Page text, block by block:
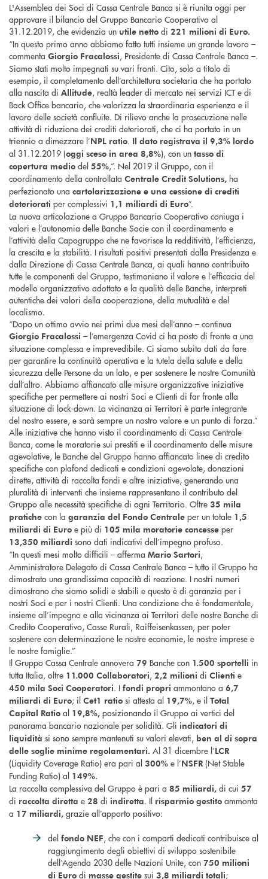
L'Assemblea dei Soci di Cassa Centrale Banca si è riunita oggi per
approvare il bilancio del Gruppo Bancario Cooperativo al
31.12.2019, che evidenzia un utile netto di 221 milioni di Euro.
“In questo primo anno abbiamo fatto tutti insieme un grande lavoro –
commenta Giorgio Fracalossi, Presidente di Cassa Centrale Banca –.
Siamo stati molto impegnati su vari fronti. Cito, solo a titolo di
esempio, il completamento dell’architettura societaria che ha portato
alla nascita di Allitude, realtà leader di mercato nei servizi ICT e di
Back Office bancario, che valorizza la straordinaria esperienza e il
lavoro delle società confluite. Di rilievo anche la prosecuzione nelle
attività di riduzione dei crediti deteriorati, che ci ha portato in un
triennio a dimezzare l’NPL ratio. Il dato registrava il 9,3% lordo
al 31.12.2019 (oggi sceso in area 8,8%), con un tasso di
copertura medio del 55%,”. Nel 2019 il Gruppo, con il
coordinamento della controllata Centrale Credit Solutions, ha
perfezionato una cartolarizzazione e una cessione di crediti
deteriorati per complessivi 1,1 miliardi di Euro”.
La nuova articolazione a Gruppo Bancario Cooperativo coniuga i
valori e l’autonomia delle Banche Socie con il coordinamento e
l’attività della Capogruppo che ne favorisce la redditività, l’efficienza,
la crescita e la stabilità. I risultati positivi presentati dalla Presidenza e
dalla Direzione di Cassa Centrale Banca, ai quali hanno contribuito
tutte le componenti del Gruppo, testimoniano il valore e l’efficacia del
modello organizzativo adottato e la qualità delle Banche, interpreti
autentiche dei valori della cooperazione, della mutualità e del
localismo.
“Dopo un ottimo avvio nei primi due mesi dell’anno – continua
Giorgio Fracalossi – l’emergenza Covid ci ha posto di fronte a una
situazione complessa e imprevedibile. Ci siamo subito dati da fare
per garantire la continuità operativa e la tutela della salute e della
sicurezza delle Persone da un lato, e per sostenere le nostre Comunità
dall’altro. Abbiamo affiancato alle misure organizzative iniziative
specifiche per permettere ai nostri Soci e Clienti di far fronte alla
situazione di lock-down. La vicinanza ai Territori è parte integrante
del nostro essere, e sarà sempre un nostro valore e un punto di forza.”
Alle iniziative che hanno visto il coordinamento di Cassa Centrale
Banca, come le moratorie sui prestiti e il coordinamento delle misure
agevolative, le Banche del Gruppo hanno affiancato linee di credito
specifiche con plafond dedicati e condizioni agevolate, donazioni
dirette, attività di raccolta fondi e altre iniziative, generando una
pluralità di interventi che insieme rappresentano il contributo del
Gruppo alle necessità specifiche di ogni Territorio. Oltre 35 mila
pratiche con la garanzia del Fondo Centrale per un totale 1,5
miliardi di Euro e più di 105 mila moratorie concesse per
13,350 miliardi sono dati indicativi dell’impegno profuso.
“In questi mesi molto difficili – afferma Mario Sartori,
Amministratore Delegato di Cassa Centrale Banca – tutto il Gruppo ha
dimostrato una grandissima capacità di reazione. I nostri numeri
dimostrano che siamo solidi e stabili e questo è di garanzia per i
nostri Soci e per i nostri Clienti. Una condizione che è fondamentale,
insieme all’impegno e alla vicinanza ai Territori delle nostre Banche di
Credito Cooperativo, Casse Rurali, Raiffeisenkassen, per poter
sostenere con determinazione le nostre economie, le nostre imprese e
le nostre famiglie.”
Il Gruppo Cassa Centrale annovera 79 Banche con 1.500 sportelli in
tutta Italia, oltre 11.000 Collaboratori, 2,2 milioni di Clienti e
450 mila Soci Cooperatori. I fondi propri ammontano a 6,7
miliardi di Euro; il Cet1 ratio si attesta al 19,7%, e il Total
Capital Ratio al 19,8%, posizionando il Gruppo ai vertici del
panorama bancario nazionale per solidità. Gli indicatori di
liquidità si sono sempre mantenuti su valori elevati, ben al di sopra
delle soglie minime regolamentari. Al 31 dicembre l’LCR
(Liquidity Coverage Ratio) era pari al 300% e l’NSFR (Net Stable
Funding Ratio) al 149%.
La raccolta complessiva del Gruppo è pari a 85 miliardi, di cui 57
di raccolta diretta e 28 di indiretta. Il risparmio gestito ammonta
a 17 miliardi, grazie all’apporto positivo:
del fondo NEF, che con i comparti dedicati contribuisce al
raggiungimento degli obiettivi di sviluppo sostenibile
dell’Agenda 2030 delle Nazioni Unite, con 750 milioni
di Euro di masse gestite sui 3,8 miliardi totali;